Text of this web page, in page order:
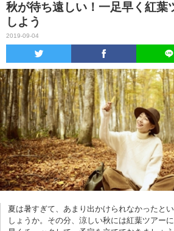
秋が待ち遠しい！一足早く紅葉
しよう
2019-09-04
夏は暑すぎて、あまり出かけられなかったと
しょうか。その分、涼しい秋には紅葉ツアー